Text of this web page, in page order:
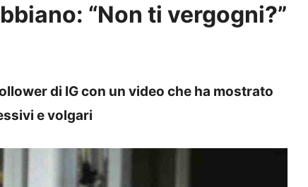
“Non ti vergogni?”
di IG con un video che ha mostrato
e volgari